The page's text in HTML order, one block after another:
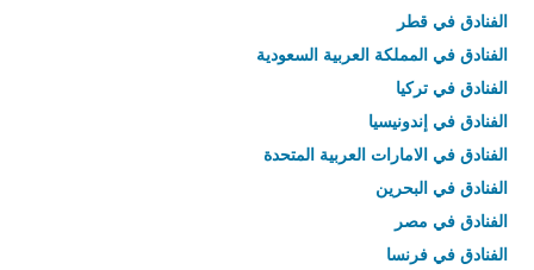
الفنادق في قطر
الفنادق في المملكة العربية السعودية
الفنادق في تركيا
الفنادق في إندونيسيا
الفنادق في الامارات العربية المتحدة
الفنادق في البحرين
الفنادق في مصر
الفنادق في فرنسا